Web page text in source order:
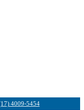
4009-5454